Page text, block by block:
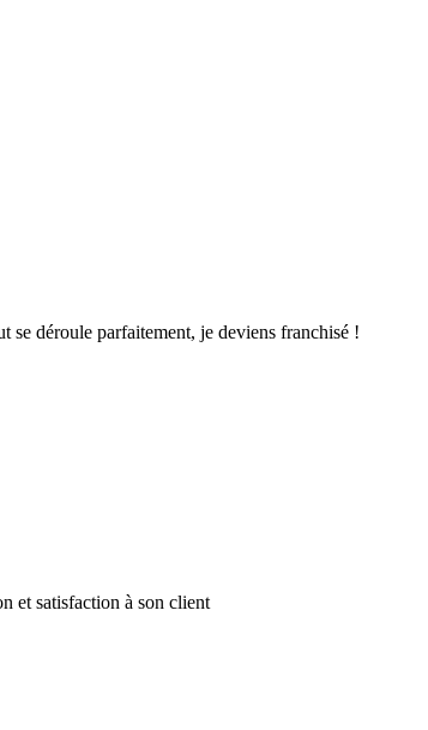
se déroule parfaitement, je deviens franchisé !
et satisfaction à son client